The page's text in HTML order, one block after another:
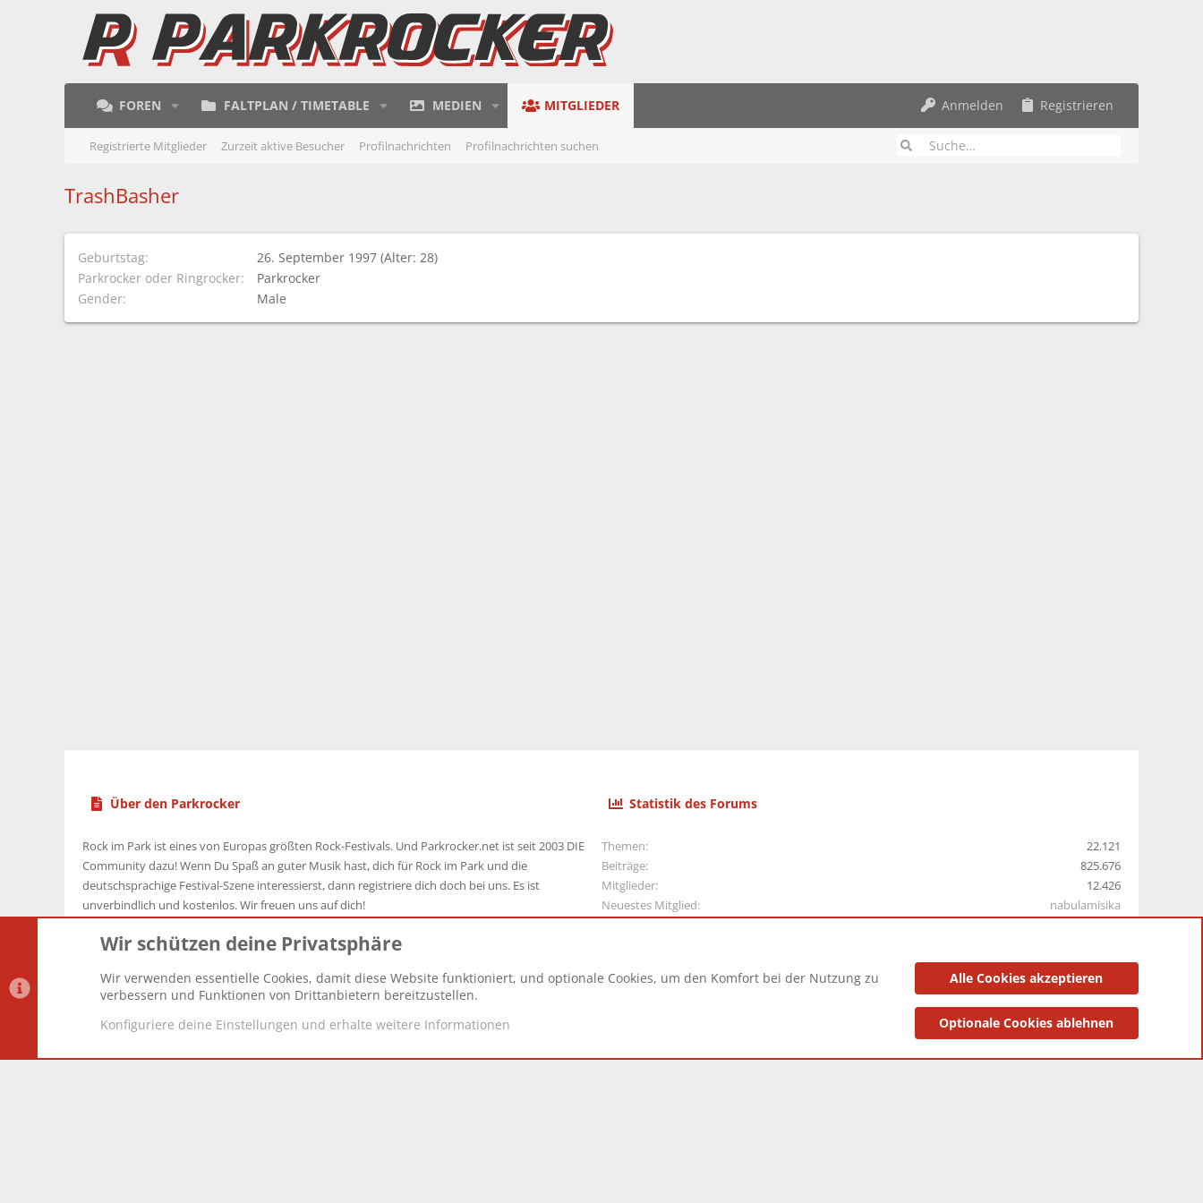
FOREN FALTPLAN / TIMETABLE MEDIEN MITGLIEDER Anmelden Registrieren
Registrierte Mitglieder Zurzeit aktive Besucher Profilnachrichten Profilnachrichten suchen
TrashBasher
Geburtstag
26. September 1997 (Alter: 28)
Parkrocker oder Ringrocker
Parkrocker
Gender
Male
Über den Parkrocker
Rock im Park ist eines von Europas größten Rock-Festivals. Und Parkrocker.net ist seit 2003 DIE
Community dazu! Wenn Du Spaß an guter Musik hast, dich für Rock im Park und die
deutschsprachige Festival-Szene interessierst, dann registriere dich doch bei uns. Es ist
unverbindlich und kostenlos. Wir freuen uns auf dich!
Statistik des Forums
Themen
22.121
Beiträge
825.676
Mitglieder
12.426
Neuestes Mitglied
nabulamisika
Datenschutz-Einstellungen PR Light Deutsch [Du] Datenschutzerklärung Impressum
Wir schützen deine Privatsphäre
Wir verwenden essentielle Cookies, damit diese Website funktioniert, und optionale Cookies, um den Komfort bei der Nutzung zu
verbessern und Funktionen von Drittanbietern bereitzustellen.
Konfiguriere deine Einstellungen und erhalte weitere Informationen
Alle Cookies akzeptieren
Optionale Cookies ablehnen